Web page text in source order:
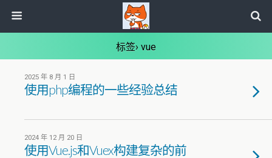
标签› vue
2025 年 8 月 1 日
使用php编程的一些经验总结
2024 年 12 月 20 日
使用Vue.js和Vuex构建复杂的前